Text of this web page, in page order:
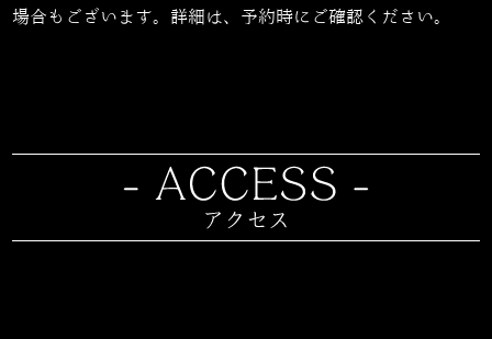
場合もございます。詳細は、予約時にご確認ください。